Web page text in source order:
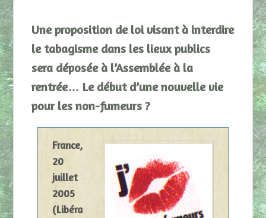
Une proposition de loi visant à interdire
le tabagisme dans les lieux publics
sera déposée à l’Assemblée à la
rentrée… Le début d’une nouvelle vie
pour les non-fumeurs ?
France,
20
juillet
2005
(Libéra